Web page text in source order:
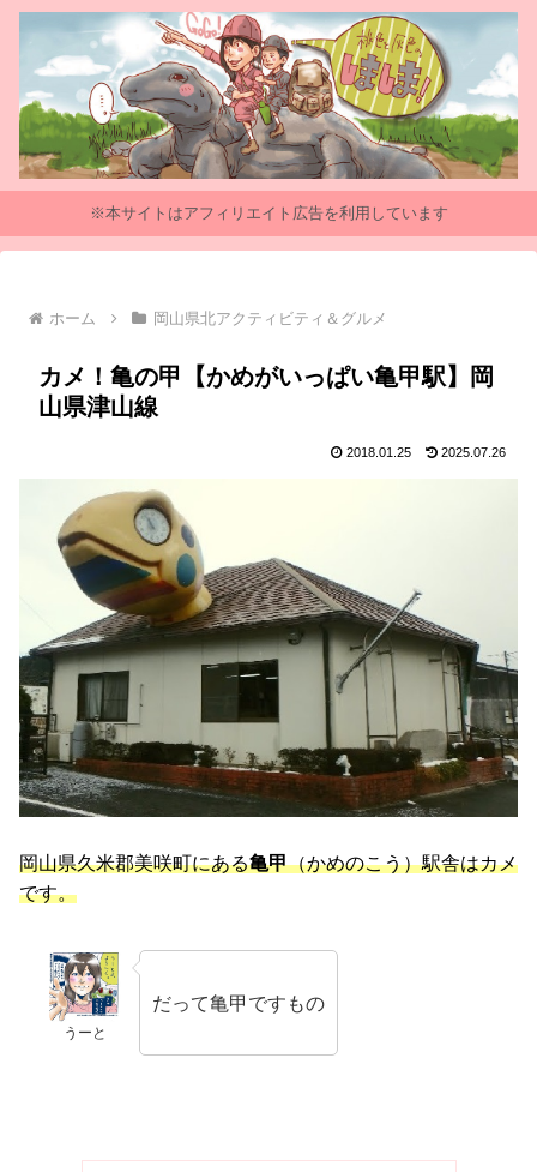
※本サイトはアフィリエイト広告を利用しています
ホーム 岡山県北アクティビティ＆グルメ
カメ！亀の甲【かめがいっぱい亀甲駅】岡
山県津山線
2018.01.25 2025.07.26
岡山県久米郡美咲町にある亀甲（かめのこう）駅舎はカメ
です。
うーと
だって亀甲ですもの